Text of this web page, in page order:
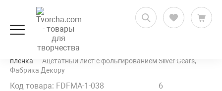
Скрапбукинг Декор и украшения
пленка
Ацетатный лист с фольгированием Silver Gears,
Фабрика Декору
Код товара: FDFMA-1-038 6